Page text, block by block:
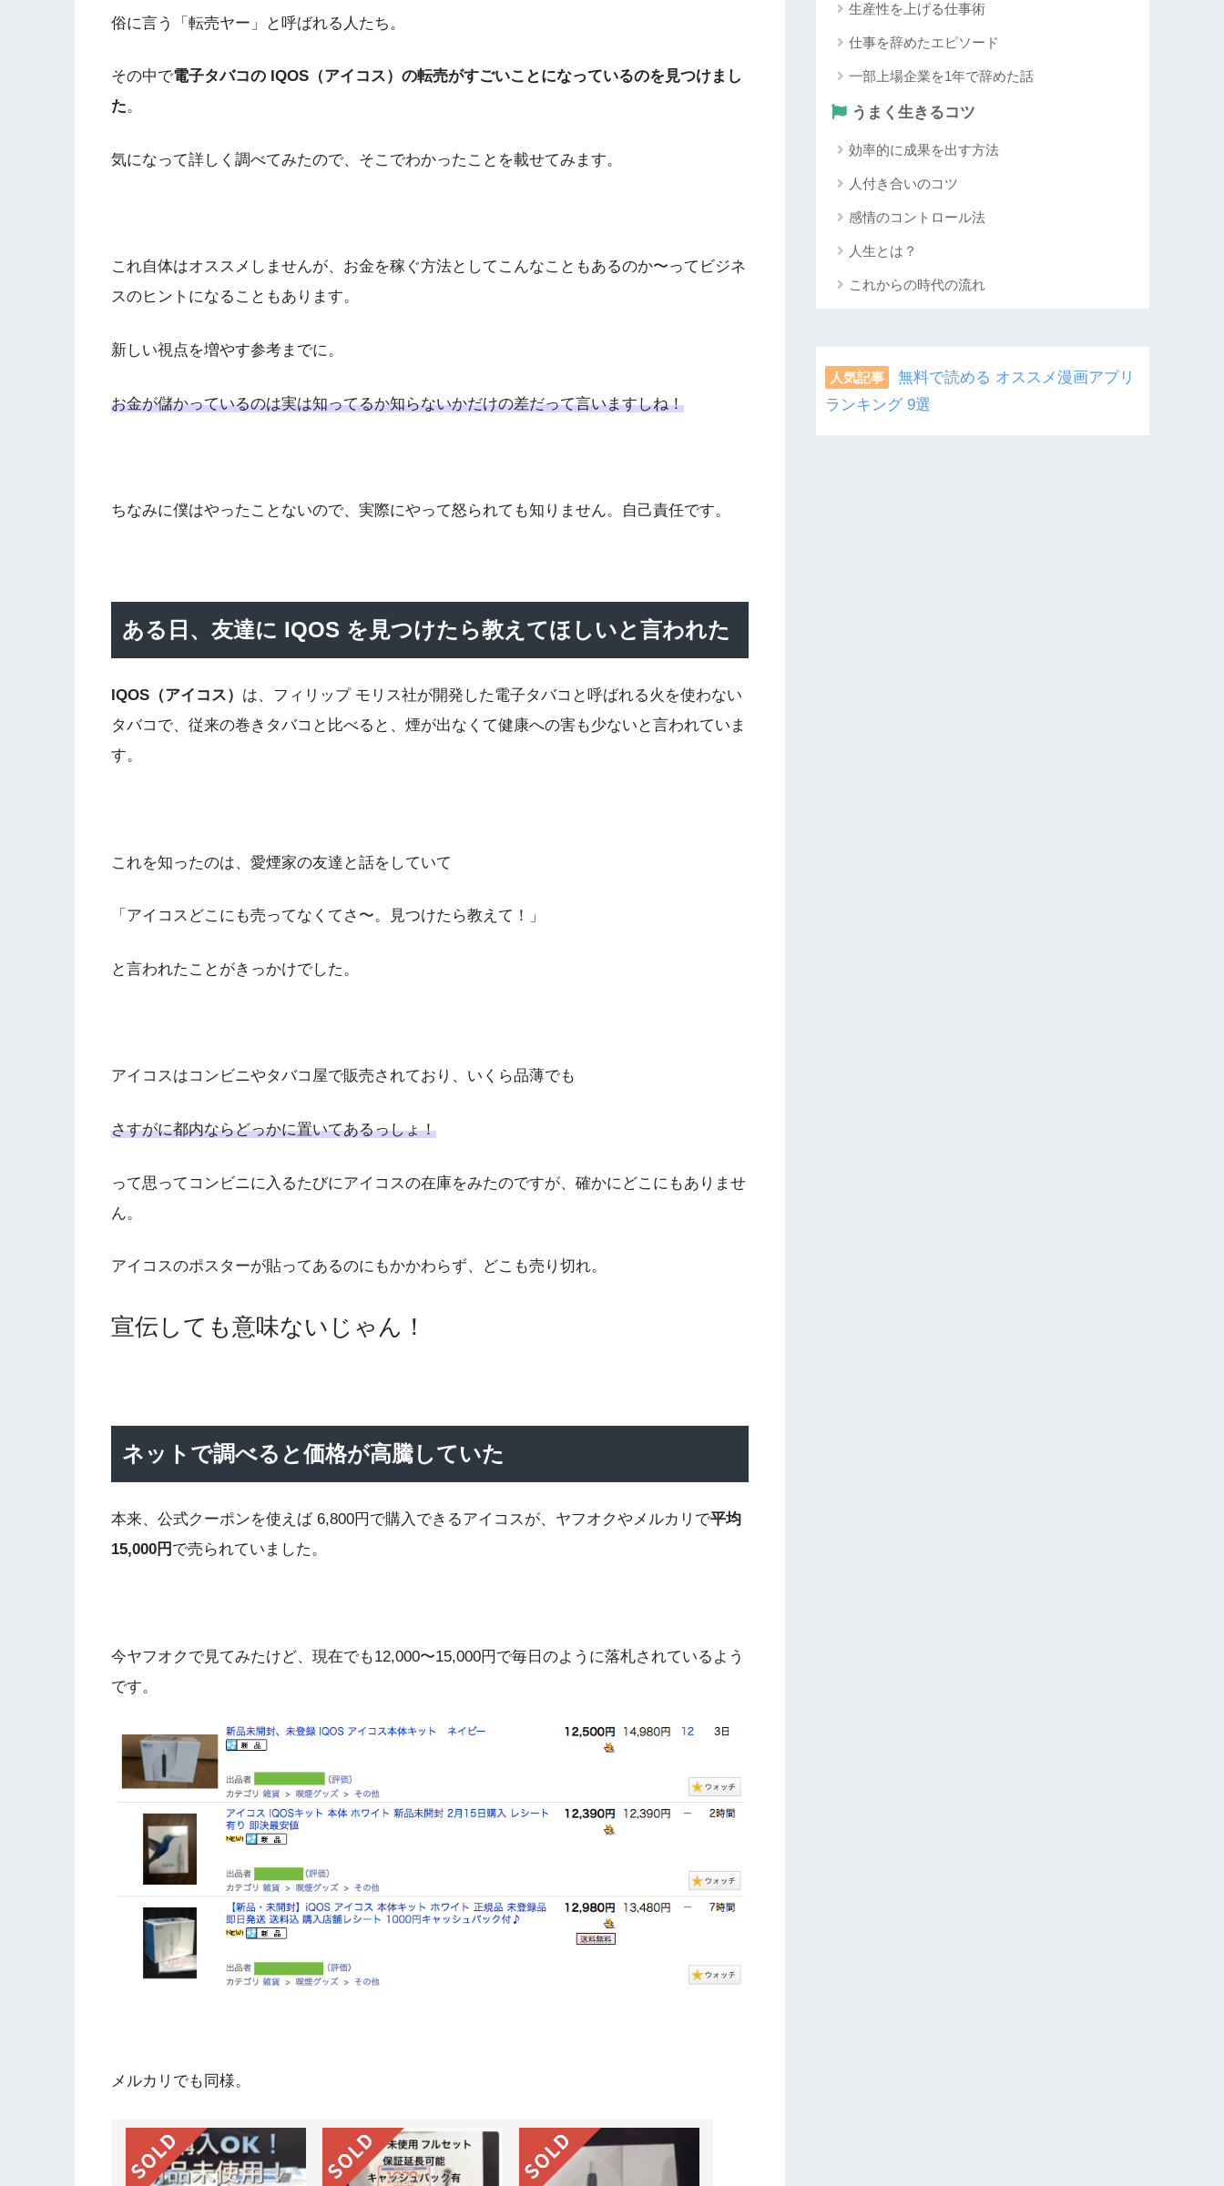
俗に言う「転売ヤー」と呼ばれる人たち。
その中で電子タバコの IQOS（アイコス）の転売がすごいことになっているのを見つけまし
た。
気になって詳しく調べてみたので、そこでわかったことを載せてみます。
これ自体はオススメしませんが、お金を稼ぐ方法としてこんなこともあるのか〜ってビジネ
スのヒントになることもあります。
新しい視点を増やす参考までに。
お金が儲かっているのは実は知ってるか知らないかだけの差だって言いますしね！
ちなみに僕はやったことないので、実際にやって怒られても知りません。自己責任です。
ある日、友達に IQOS を見つけたら教えてほしいと言われた
IQOS（アイコス） は、フィリップ モリス社が開発した電子タバコと呼ばれる火を使わない
タバコで、従来の巻きタバコと比べると、煙が出なくて健康への害も少ないと言われていま
す。
これを知ったのは、愛煙家の友達と話をしていて
「アイコスどこにも売ってなくてさ〜。見つけたら教えて！」
と言われたことがきっかけでした。
アイコスはコンビニやタバコ屋で販売されており、いくら品薄でも
さすがに都内ならどっかに置いてあるっしょ！
って思ってコンビニに入るたびにアイコスの在庫をみたのですが、確かにどこにもありませ
ん。
アイコスのポスターが貼ってあるのにもかかわらず、どこも売り切れ。
宣伝しても意味ないじゃん！
ネットで調べると価格が高騰していた
本来、公式クーポンを使えば 6,800円で購入できるアイコスが、ヤフオクやメルカリで平均
15,000円 で売られていました。
今ヤフオクで見てみたけど、現在でも12,000〜15,000円で毎日のように落札されているよう
です。
メルカリでも同様。
生産性を上げる仕事術
仕事を辞めたエピソード
一部上場企業を1年で辞めた話
うまく生きるコツ
効率的に成果を出す方法
人付き合いのコツ
感情のコントロール法
人生とは？
これからの時代の流れ
人気記事
無料で読める オススメ漫画アプリ
ランキング 9選